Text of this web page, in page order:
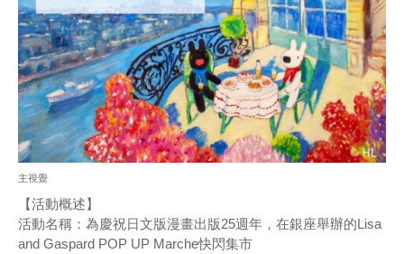
主視覺
【活動概述】
活動名稱：為慶祝日文版漫畫出版25週年，在銀座舉辦的Lisa
and Gaspard POP UP Marche快閃集市